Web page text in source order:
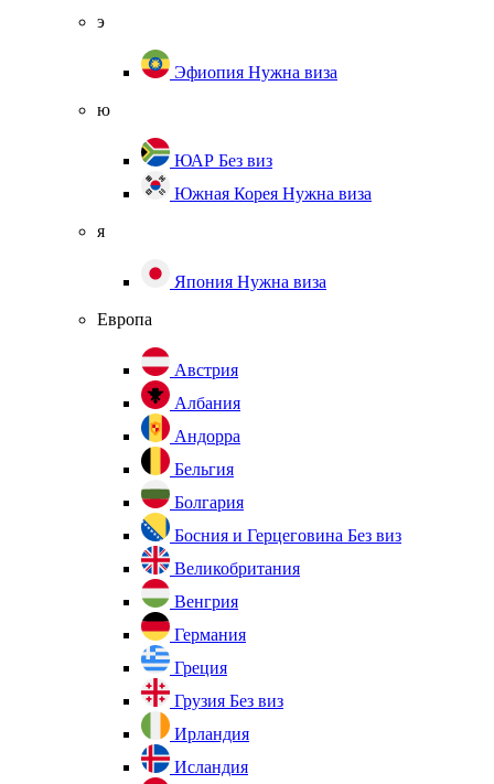
э
Эфиопия Нужна виза
ю
ЮАР Без виз
Южная Корея Нужна виза
я
Япония Нужна виза
Европа
Австрия
Албания
Андорра
Бельгия
Болгария
Босния и Герцеговина Без виз
Великобритания
Венгрия
Германия
Греция
Грузия Без виз
Ирландия
Исландия